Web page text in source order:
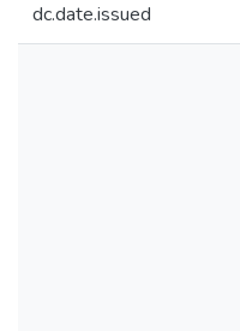
dc.date.issued